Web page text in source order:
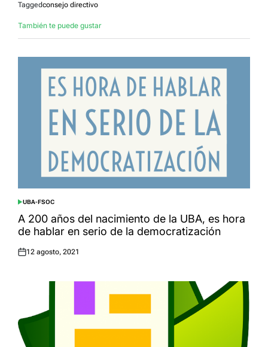
Taggedconsejo directivo
También te puede gustar
POSTED
IN
UBA-FSOC
A 200 años del nacimiento de la UBA, es hora
de hablar en serio de la democratización
Posted
12 agosto, 2021